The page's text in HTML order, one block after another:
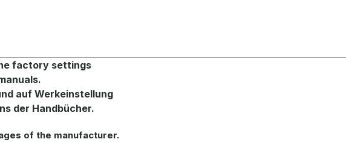
factory settings
auf Werkeinstellung
der Handbücher.
of the manufacturer.